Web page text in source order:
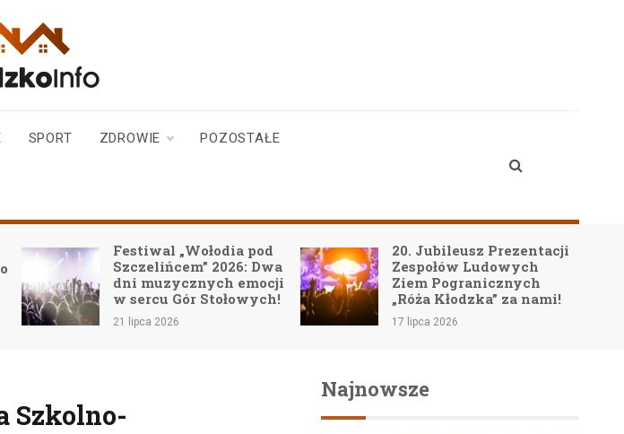
SPORT ZDROWIE POZOSTAŁE
Festiwal „Wołodia pod
Szczelińcem” 2026: Dwa
dni muzycznych emocji
w sercu Gór Stołowych!
21 lipca 2026
20. Jubileusz Prezentacji
Zespołów Ludowych
Ziem Pogranicznych
„Róża Kłodzka” za nami!
17 lipca 2026
Szkolno-
Najnowsze